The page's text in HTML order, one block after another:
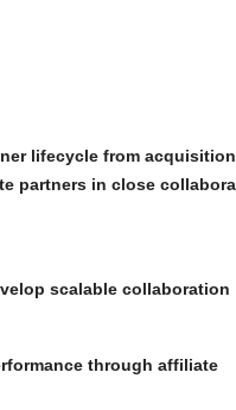
lifecycle from
partners in close
scalable collaboration
through affiliate